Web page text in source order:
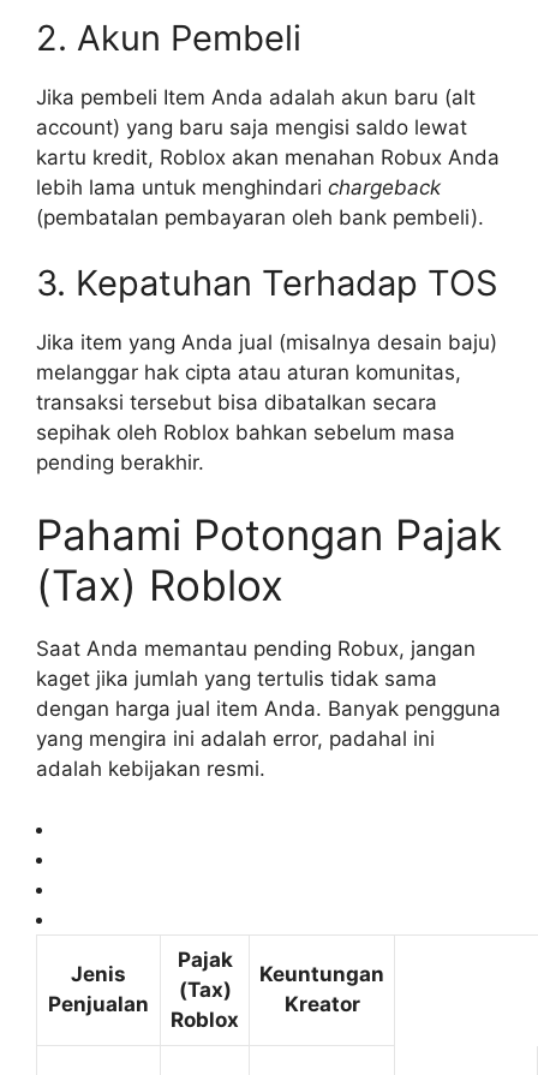
2. Akun Pembeli
Jika pembeli Item Anda adalah akun baru (alt
account) yang baru saja mengisi saldo lewat
kartu kredit, Roblox akan menahan Robux Anda
lebih lama untuk menghindari chargeback
(pembatalan pembayaran oleh bank pembeli).
3. Kepatuhan Terhadap TOS
Jika item yang Anda jual (misalnya desain baju)
melanggar hak cipta atau aturan komunitas,
transaksi tersebut bisa dibatalkan secara
sepihak oleh Roblox bahkan sebelum masa
pending berakhir.
Pahami Potongan Pajak
(Tax) Roblox
Saat Anda memantau pending Robux, jangan
kaget jika jumlah yang tertulis tidak sama
dengan harga jual item Anda. Banyak pengguna
yang mengira ini adalah error, padahal ini
adalah kebijakan resmi.
Jenis
Penjualan
Pajak
(Tax)
Roblox
Keuntungan
Kreator